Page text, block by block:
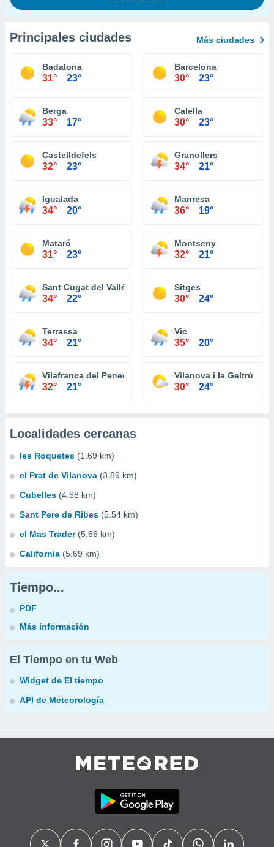
Principales ciudades Más ciudades
Badalona
31° 23°
Barcelona
30° 23°
Berga
33° 17°
Calella
30° 23°
Castelldefels
32° 23°
Granollers
34° 21°
Igualada
34° 20°
Manresa
36° 19°
Mataró
31° 23°
Montseny
32° 21°
Sant Cugat del Vallès
34° 22°
Sitges
30° 24°
Terrassa
34° 21°
Vic
35° 20°
Vilafranca del Penedès
32° 21°
Vilanova i la Geltrú
30° 24°
Localidades cercanas
les Roquetes (1.69 km)
el Prat de Vilanova (3.89 km)
Cubelles (4.68 km)
Sant Pere de Ribes (5.54 km)
el Mas Trader (5.66 km)
California (5.69 km)
Tiempo...
PDF
Más información
El Tiempo en tu Web
Widget de El tiempo
API de Meteorología